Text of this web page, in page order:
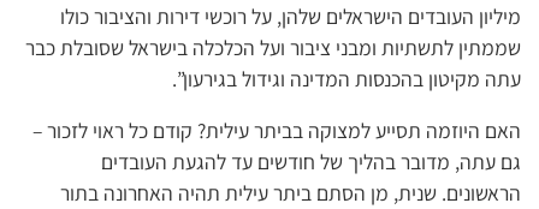
מיליון העובדים הישראלים שלהן, על רוכשי דירות והציבור כולו
שממתין לתשתיות ומבני ציבור ועל הכלכלה בישראל שסובלת כבר
עתה מקיטון בהכנסות המדינה וגידול בגירעון”.
האם היוזמה תסייע למצוקה בביתר עילית? קודם כל ראוי לזכור –
גם עתה, מדובר בהליך של חודשים עד להגעת העובדים
הראשונים. שנית, מן הסתם ביתר עילית תהיה האחרונה בתור